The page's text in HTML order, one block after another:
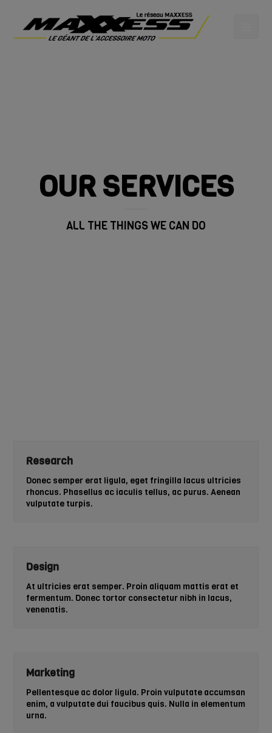
OUR SERVICES
ALL THE THINGS WE CAN DO
Research
Donec semper erat ligula, eget fringilla lacus ultricies
rhoncus. Phasellus ac iaculis tellus, ac purus. Aenean
vulputate turpis.
Design
At ultricies erat semper. Proin aliquam mattis erat et
fermentum. Donec tortor consectetur nibh in lacus,
venenatis.
Marketing
Pellentesque ac dolor ligula. Proin vulputate accumsan
enim, a vulputate dui faucibus quis. Nulla in elementum
urna.